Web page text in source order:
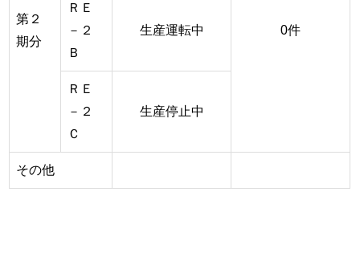
第２
期分
0件
ＲＥ
－２
Ｂ
生産運転中
ＲＥ
－２
Ｃ
生産停止中
その他